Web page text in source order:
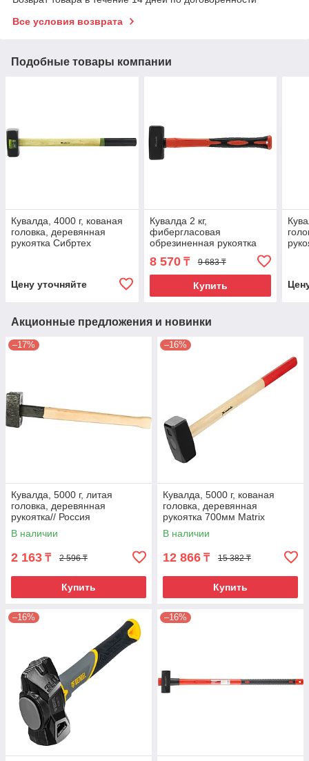
Все условия возврата
Подобные товары компании
Кувалда, 4000 г, кованая
головка, деревянная
рукоятка Сибртех
Цену уточняйте
Кувалда 2 кг,
фибергласовая
обрезиненная рукоятка
380 мм Matrix
8 570₸ 9 683 ₸
Купить
Акционные предложения и новинки
–17%
Кувалда, 5000 г, литая
головка, деревянная
рукоятка// Россия
В наличии
2 163 ₸ 2 596 ₸
Купить
–16%
Кувалда, 5000 г, кованая
головка, деревянная
рукоятка 700мм Matrix
В наличии
12 866 ₸ 15 382 ₸
Купить
–16% –16%